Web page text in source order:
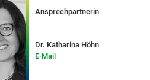
Ansprechpartnerin
Dr. Katharina Höhn
E-Mail